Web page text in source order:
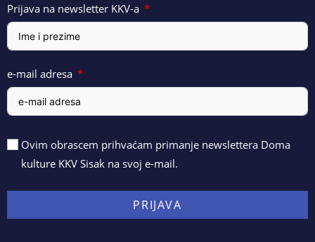
Prijava na newsletter KKV-a
e-mail adresa
Ovim obrascem prihvaćam primanje newslettera Doma
kulture KKV Sisak na svoj e-mail.
PRIJAVA